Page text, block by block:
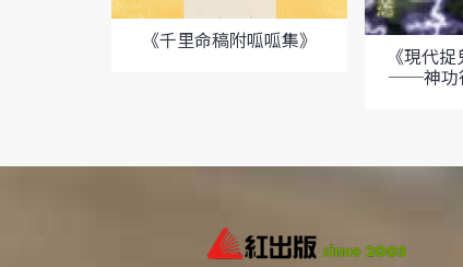
《千里命稿附呱呱集》
《現代
──神功